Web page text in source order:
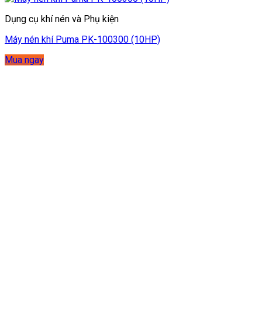
Dụng cụ khí nén và Phụ kiện
Máy nén khí Puma PK-100300 (10HP)
Mua ngay